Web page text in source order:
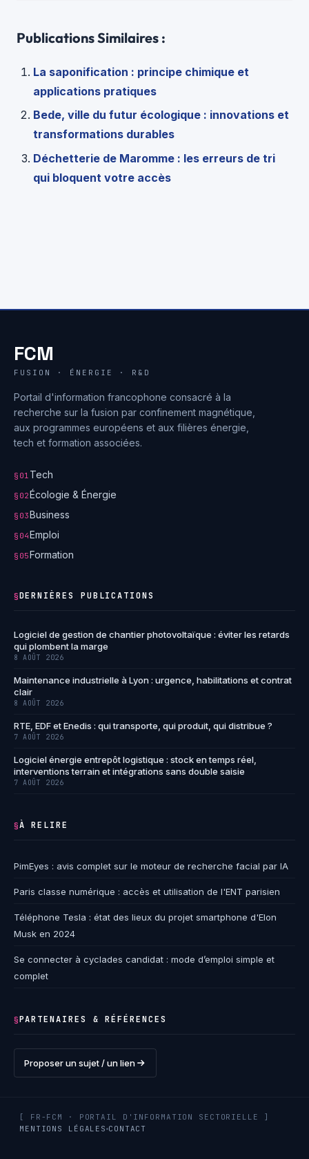
Publications Similaires :
La saponification : principe chimique et
applications pratiques
Bede, ville du futur écologique : innovations et
transformations durables
Déchetterie de Maromme : les erreurs de tri
qui bloquent votre accès
FCM
FUSION · ÉNERGIE · R&D
Portail d'information francophone consacré à la
recherche sur la fusion par confinement magnétique,
aux programmes européens et aux filières énergie,
tech et formation associées.
§01 Tech
§02Écologie & Énergie
§03Business
§04Emploi
§05Formation
§DERNIÈRES PUBLICATIONS
Logiciel de gestion de chantier photovoltaïque : éviter les retards
qui plombent la marge
8 AOÛT 2026
Maintenance industrielle à Lyon : urgence, habilitations et contrat
clair
8 AOÛT 2026
RTE, EDF et Enedis : qui transporte, qui produit, qui distribue ?
7 AOÛT 2026
Logiciel énergie entrepôt logistique : stock en temps réel,
interventions terrain et intégrations sans double saisie
7 AOÛT 2026
§À RELIRE
PimEyes : avis complet sur le moteur de recherche facial par IA
Paris classe numérique : accès et utilisation de l'ENT parisien
Téléphone Tesla : état des lieux du projet smartphone d'Elon
Musk en 2024
Se connecter à cyclades candidat : mode d’emploi simple et
complet
§PARTENAIRES & RÉFÉRENCES
Proposer un sujet / un lien
[ FR-FCM · PORTAIL D'INFORMATION SECTORIELLE ]
MENTIONS LÉGALES CONTACT